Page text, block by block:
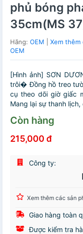
phủ bóng
35cm(MS
Hãng: OEM
Xem
OEM
[Hình ảnh] SƠN
trôi� Đồng hồ treo
cụ theo dõi giờ giấc
Mang lại sự thanh lịch,
Còn hàng
215,000 đ
Công ty:
Xem thêm các sản
Giao hàng toàn
Được kiểm tra